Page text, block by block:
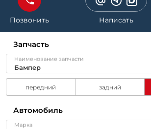
Позвонить Написать
Запчасть
Наименование запчасти
передний задний
Автомобиль
Марка